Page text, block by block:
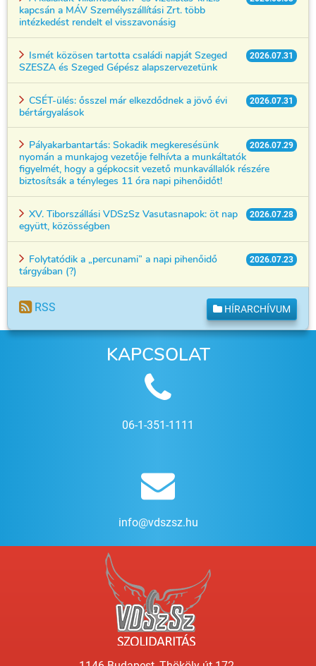
kapcsán a MÁV Személyszállítási Zrt. több
intézkedést rendelt el visszavonásig
2026.07.31
Ismét közösen tartotta családi napját Szeged
SZESZA és Szeged Gépész alapszervezetünk
2026.07.31
CSÉT-ülés: ősszel már elkezdődnek a jövő évi
bértárgyalások
2026.07.29
Pályakarbantartás: Sokadik megkeresésünk
nyomán a munkajog vezetője felhívta a munkáltatók
figyelmét, hogy a gépkocsit vezető munkavállalók részére
biztosítsák a tényleges 11 óra napi pihenőidőt!
2026.07.28
XV. Tiborszállási VDSzSz Vasutasnapok: öt nap
együtt, közösségben
2026.07.23
Folytatódik a „percunami” a napi pihenőidő
tárgyában (?)
RSS HÍRARCHÍVUM
KAPCSOLAT
06-1-351-1111
info@vdszsz.hu